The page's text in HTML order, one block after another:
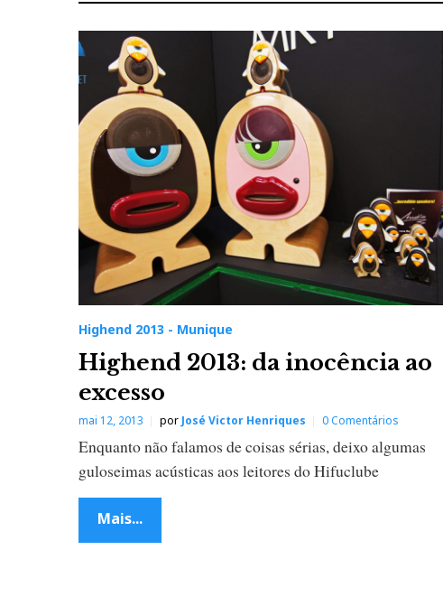
Highend 2013 - Munique
Highend 2013: da inocência ao
excesso
mai 12, 2013 por José Victor Henriques 0 Comentários
Enquanto não falamos de coisas sérias, deixo algumas
guloseimas acústicas aos leitores do Hifuclube
Mais...